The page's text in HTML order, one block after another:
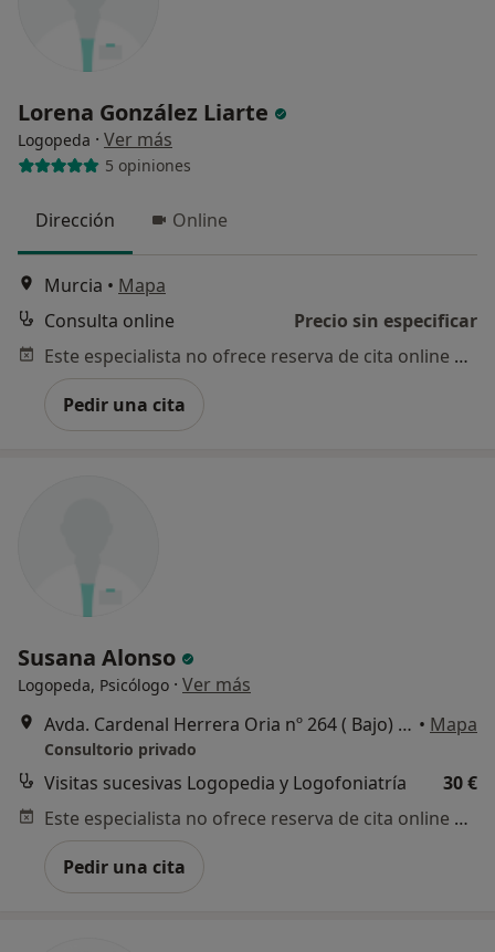
Lorena González Liarte
Logopeda · Ver más
5 opiniones
Dirección Online
Murcia • Mapa
Consulta online
Precio sin especificar
Este especialista no ofrece reserva de cita online en esta dirección.
Pedir una cita
Susana Alonso
Logopeda, Psicólogo · Ver más
Avda. Cardenal Herrera Oria nº 264 ( Bajo) Ramón Gómez de la Serna nº1( Bajo), Madrid • Mapa
Consultorio privado
Visitas sucesivas Logopedia y Logofoniatría
30 €
Este especialista no ofrece reserva de cita online en esta dirección.
Pedir una cita